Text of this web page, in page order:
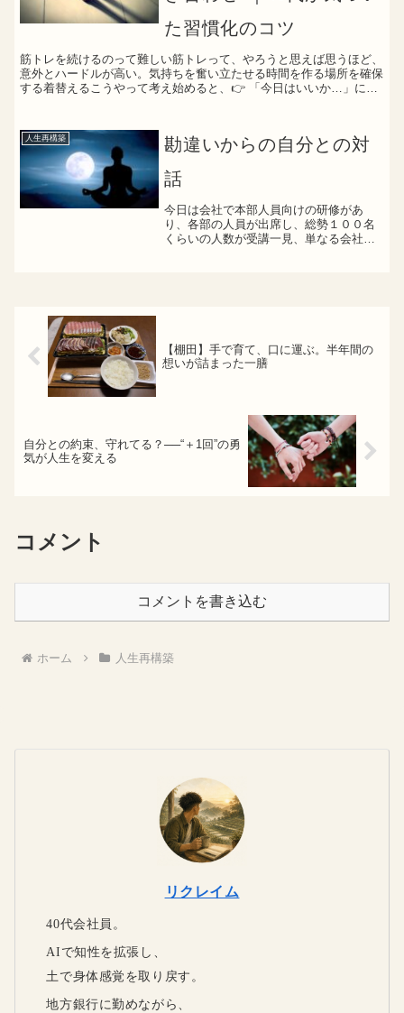
た習慣化のコツ
筋トレを続けるのって難しい筋トレって、やろうと思えば思うほど、
意外とハードルが高い。気持ちを奮い立たせる時間を作る場所を確保
する着替えるこうやって考え始めると、👉 「今日はいいか…」にな
人生再構築
勘違いからの自分との対
話
今日は会社で本部人員向けの研修があ
り、各部の人員が出席し、総勢１００名
くらいの人数が受講一見、単なる会社で
【棚田】手で育て、口に運ぶ。半年間の
想いが詰まった一膳
自分との約束、守れてる？──“＋1回”の勇
気が人生を変える
コメント
コメントを書き込む
ホーム 人生再構築
リクレイム
40代会社員。
AIで知性を拡張し、
土で身体感覚を取り戻す。
地方銀行に勤めながら、